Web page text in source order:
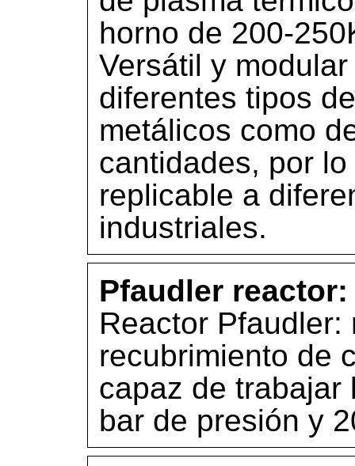
horno de 200-
Versátil y
diferentes tipos
metálicos como
cantidades, por
replicable a
industriales.
Pfaudler reactor:
Reactor Pfaudler:
recubrimiento de
capaz de trabajar
bar de presión y